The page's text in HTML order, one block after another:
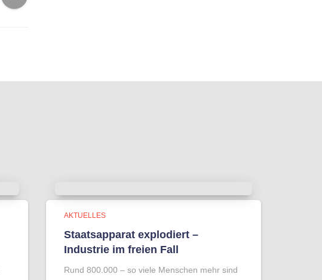
AKTUELLES
Staatsapparat explodiert –
Industrie im freien Fall
Rund 800.000 – so viele Menschen mehr sind